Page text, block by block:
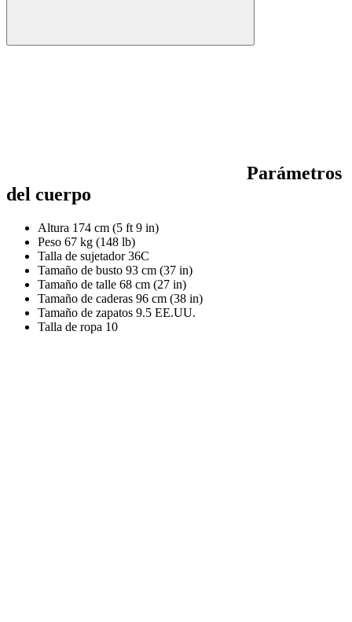
Parámetros
del cuerpo
Altura 174 cm (5 ft 9 in)
Peso 67 kg (148 lb)
Talla de sujetador 36C
Tamaño de busto 93 cm (37 in)
Tamaño de talle 68 cm (27 in)
Tamaño de caderas 96 cm (38 in)
Tamaño de zapatos 9.5 EE.UU.
Talla de ropa 10